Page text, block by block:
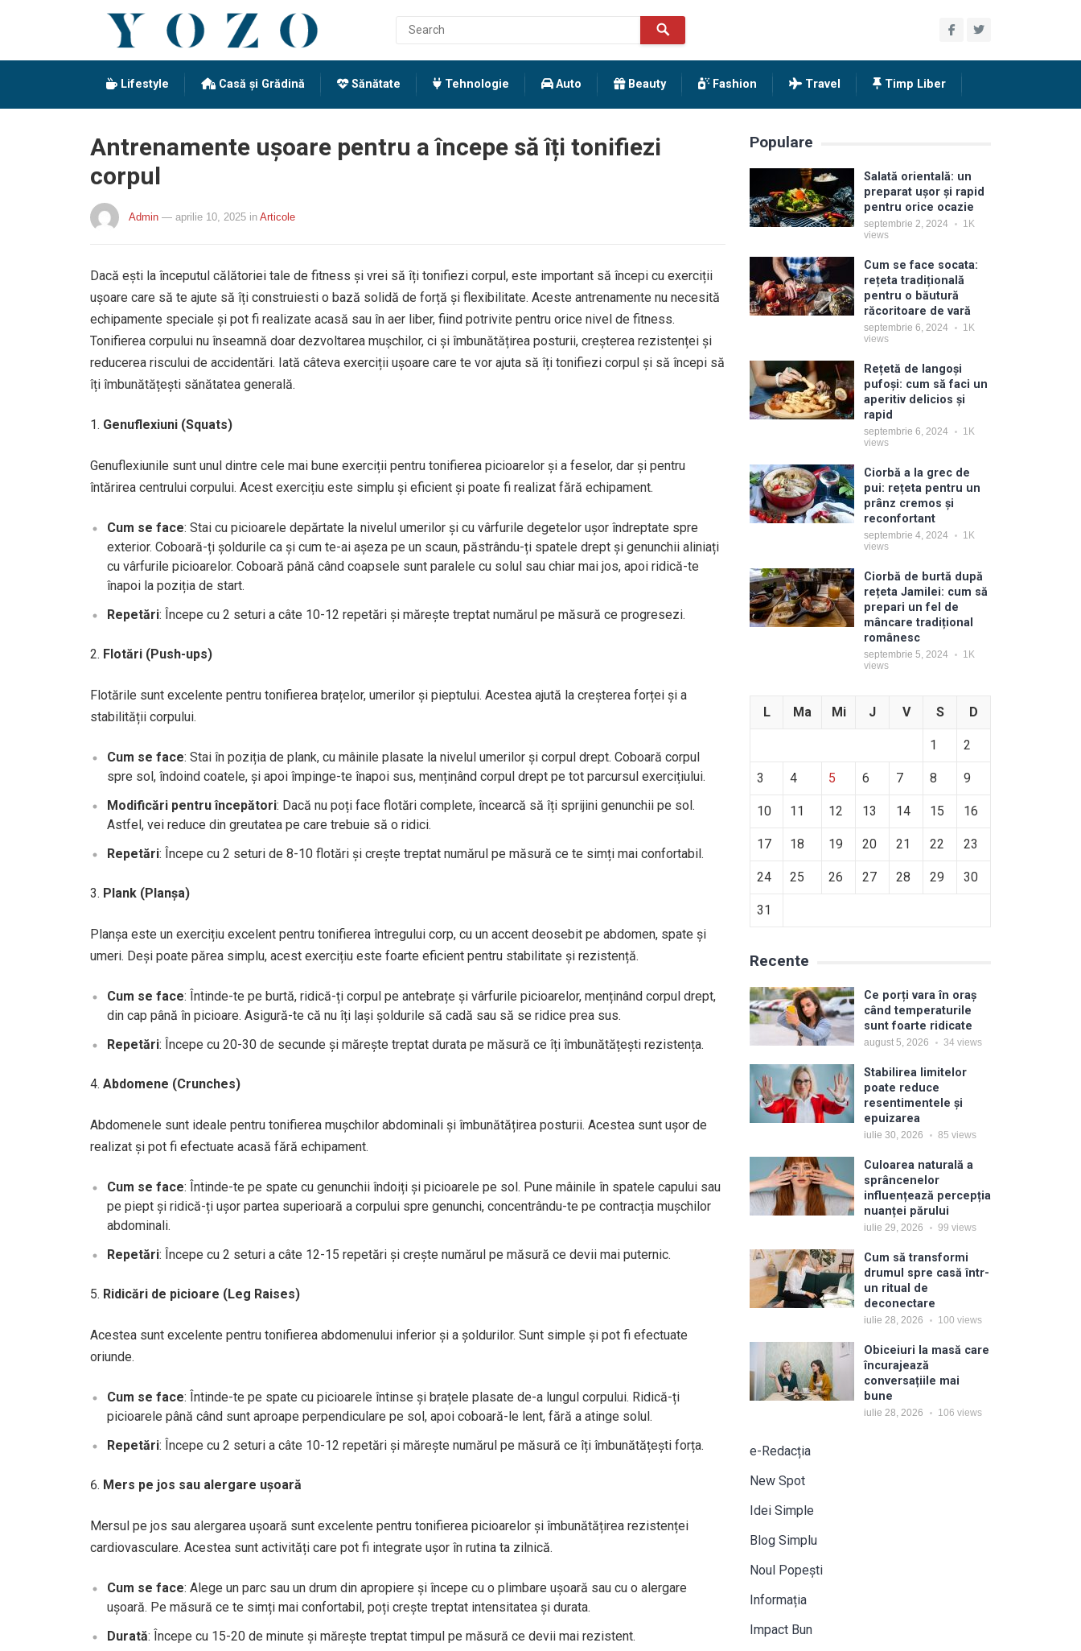
Lifestyle Casă și Grădină Sănătate Tehnologie Auto Beauty Fashion Travel Timp Liber
Antrenamente ușoare pentru a începe să îți tonifiezi
corpul
Admin — aprilie 10, 2025 in Articole
Dacă ești la începutul călătoriei tale de fitness și vrei să îți tonifiezi corpul, este important să începi cu exerciții
ușoare care să te ajute să îți construiesti o bază solidă de forță și flexibilitate. Aceste antrenamente nu necesită
echipamente speciale și pot fi realizate acasă sau în aer liber, fiind potrivite pentru orice nivel de fitness.
Tonifierea corpului nu înseamnă doar dezvoltarea mușchilor, ci și îmbunătățirea posturii, creșterea rezistenței și
reducerea riscului de accidentări. Iată câteva exerciții ușoare care te vor ajuta să îți tonifiezi corpul și să începi să
îți îmbunătățești sănătatea generală.
Genuflexiuni (Squats)
Genuflexiunile sunt unul dintre cele mai bune exerciții pentru tonifierea picioarelor și a feselor, dar și pentru
întărirea centrului corpului. Acest exercițiu este simplu și eficient și poate fi realizat fără echipament.
Cum se face: Stai cu picioarele depărtate la nivelul umerilor și cu vârfurile degetelor ușor îndreptate spre
exterior. Coboară-ți șoldurile ca și cum te-ai așeza pe un scaun, păstrându-ți spatele drept și genunchii aliniați
cu vârfurile picioarelor. Coboară până când coapsele sunt paralele cu solul sau chiar mai jos, apoi ridică-te
înapoi la poziția de start.
Repetări: Începe cu 2 seturi a câte 10-12 repetări și mărește treptat numărul pe măsură ce progresezi.
Flotări (Push-ups)
Flotările sunt excelente pentru tonifierea brațelor, umerilor și pieptului. Acestea ajută la creșterea forței și a
stabilității corpului.
Cum se face: Stai în poziția de plank, cu mâinile plasate la nivelul umerilor și corpul drept. Coboară corpul
spre sol, îndoind coatele, și apoi împinge-te înapoi sus, menținând corpul drept pe tot parcursul exercițiului.
Modificări pentru începători: Dacă nu poți face flotări complete, încearcă să îți sprijini genunchii pe sol.
Astfel, vei reduce din greutatea pe care trebuie să o ridici.
Repetări: Începe cu 2 seturi de 8-10 flotări și crește treptat numărul pe măsură ce te simți mai confortabil.
Plank (Planșa)
Planșa este un exercițiu excelent pentru tonifierea întregului corp, cu un accent deosebit pe abdomen, spate și
umeri. Deși poate părea simplu, acest exercițiu este foarte eficient pentru stabilitate și rezistență.
Cum se face: Întinde-te pe burtă, ridică-ți corpul pe antebrațe și vârfurile picioarelor, menținând corpul drept,
din cap până în picioare. Asigură-te că nu îți lași șoldurile să cadă sau să se ridice prea sus.
Repetări: Începe cu 20-30 de secunde și mărește treptat durata pe măsură ce îți îmbunătățești rezistența.
Abdomene (Crunches)
Abdomenele sunt ideale pentru tonifierea mușchilor abdominali și îmbunătățirea posturii. Acestea sunt ușor de
realizat și pot fi efectuate acasă fără echipament.
Cum se face: Întinde-te pe spate cu genunchii îndoiți și picioarele pe sol. Pune mâinile în spatele capului sau
pe piept și ridică-ți ușor partea superioară a corpului spre genunchi, concentrându-te pe contracția mușchilor
abdominali.
Repetări: Începe cu 2 seturi a câte 12-15 repetări și crește numărul pe măsură ce devii mai puternic.
Ridicări de picioare (Leg Raises)
Acestea sunt excelente pentru tonifierea abdomenului inferior și a șoldurilor. Sunt simple și pot fi efectuate
oriunde.
Cum se face: Întinde-te pe spate cu picioarele întinse și brațele plasate de-a lungul corpului. Ridică-ți
picioarele până când sunt aproape perpendiculare pe sol, apoi coboară-le lent, fără a atinge solul.
Repetări: Începe cu 2 seturi a câte 10-12 repetări și mărește numărul pe măsură ce îți îmbunătățești forța.
Mers pe jos sau alergare ușoară
Mersul pe jos sau alergarea ușoară sunt excelente pentru tonifierea picioarelor și îmbunătățirea rezistenței
cardiovasculare. Acestea sunt activități care pot fi integrate ușor în rutina ta zilnică.
Cum se face: Alege un parc sau un drum din apropiere și începe cu o plimbare ușoară sau cu o alergare
ușoară. Pe măsură ce te simți mai confortabil, poți crește treptat intensitatea și durata.
Durată: Începe cu 15-20 de minute și mărește treptat timpul pe măsură ce devii mai rezistent.
Populare
Salată orientală: un
preparat ușor și rapid
pentru orice ocazie
septembrie 2, 2024
1K
views
Cum se face socata:
rețeta tradițională
pentru o băutură
răcoritoare de vară
septembrie 6, 2024
1K
views
Rețetă de langoși
pufoși: cum să faci un
aperitiv delicios și
rapid
septembrie 6, 2024
1K
views
Ciorbă a la grec de
pui: rețeta pentru un
prânz cremos și
reconfortant
septembrie 4, 2024
1K
views
Ciorbă de burtă după
rețeta Jamilei: cum să
prepari un fel de
mâncare tradițional
românesc
septembrie 5, 2024
1K
views
L Ma Mi J V S D
1 2
3 4 5 6 7 8 9
10 11 12 13 14 15 16
17 18 19 20 21 22 23
24 25 26 27 28 29 30
31
Recente
Ce porți vara în oraș
când temperaturile
sunt foarte ridicate
august 5, 2026 34 views
Stabilirea limitelor
poate reduce
resentimentele și
epuizarea
iulie 30, 2026 85 views
Culoarea naturală a
sprâncenelor
influențează percepția
nuanței părului
iulie 29, 2026 99 views
Cum să transformi
drumul spre casă într-
un ritual de
deconectare
iulie 28, 2026 100 views
Obiceiuri la masă care
încurajează
conversațiile mai
bune
iulie 28, 2026 106 views
e-Redacția
New Spot
Idei Simple
Blog Simplu
Noul Popești
Informația
Impact Bun